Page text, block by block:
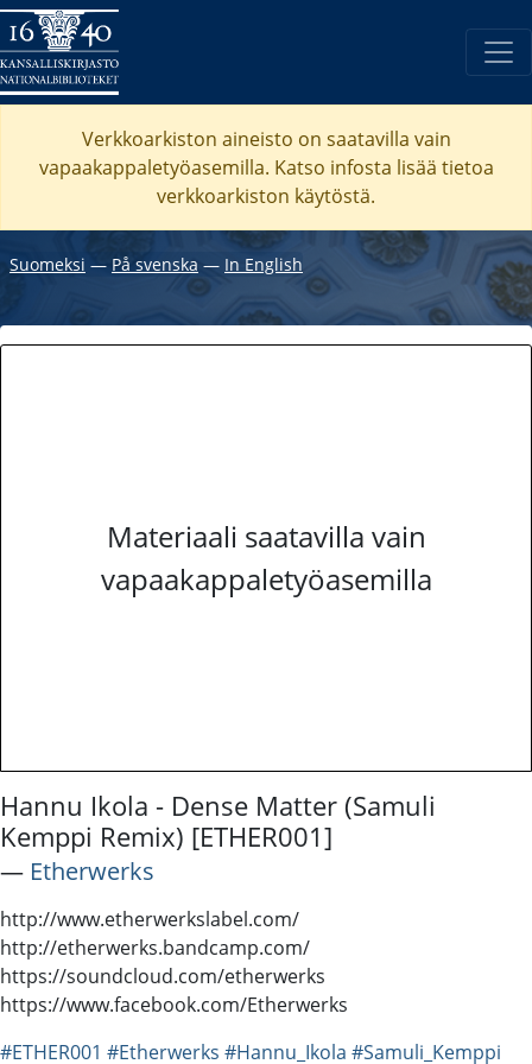
Verkkoarkiston aineisto on saatavilla vain
vapaakappaletyöasemilla. Katso infosta lisää tietoa
verkkoarkiston käytöstä.
Suomeksi ― På svenska ― In English
Materiaali saatavilla vain
vapaakappaletyöasemilla
Hannu Ikola - Dense Matter (Samuli
Kemppi Remix) [ETHER001]
― Etherwerks
http://www.etherwerkslabel.com/
http://etherwerks.bandcamp.com/
https://soundcloud.com/etherwerks
https://www.facebook.com/Etherwerks
#ETHER001 #Etherwerks #Hannu_Ikola #Samuli_Kemppi